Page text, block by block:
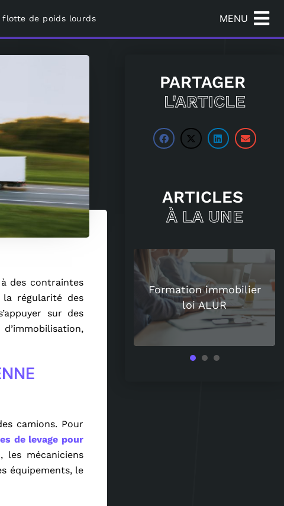
flotte de poids lourds MENU
des contraintes
régularité des
sur des
camions. Pour
de levage pour
les mécaniciens
équipements, le
PARTAGER
L'ARTICLE
ARTICLES
À LA UNE
séduisent de plus en
plus les amateurs de
vin ?
Formation immobilier
loi ALUR